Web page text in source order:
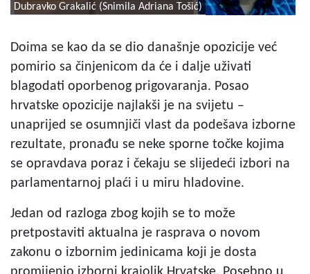
Dubravko Grakalić (Snimila Adriana Tošić)
Doima se kao da se dio današnje opozicije već
pomirio sa činjenicom da će i dalje uživati
blagodati oporbenog prigovaranja. Posao
hrvatske opozicije najlakši je na svijetu –
unaprijed se osumnjiči vlast da podešava izborne
rezultate, pronađu se neke sporne točke kojima
se opravdava poraz i čekaju se slijedeći izbori na
parlamentarnoj plaći i u miru hladovine.
Jedan od razloga zbog kojih se to može
pretpostaviti aktualna je rasprava o novom
zakonu o izbornim jedinicama koji je dosta